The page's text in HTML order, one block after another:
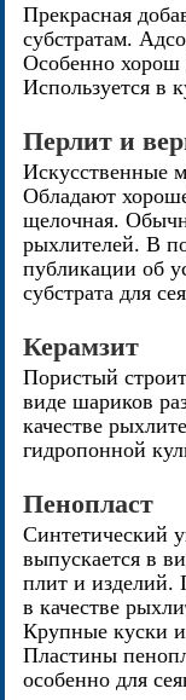
Прекрасная
субстратам.
Особенно хорош
Используется в
Перлит и
Искусственные
Обладают
щелочная.
рыхлителей. В
публикации об
субстрата для
Керамзит
Пористый
виде шариков
качестве
гидропонной
Пенопласт
Синтетический
выпускается в
плит и изделий.
в качестве
Крупные куски
Пластины
особенно для